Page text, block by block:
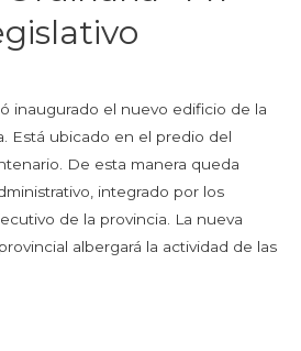
inaugurado el nuevo edificio de la
Está ubicado en el predio del
De esta manera queda
integrado por los
de la provincia. La nueva
albergará la actividad de las